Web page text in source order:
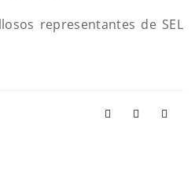
representantes de SEL